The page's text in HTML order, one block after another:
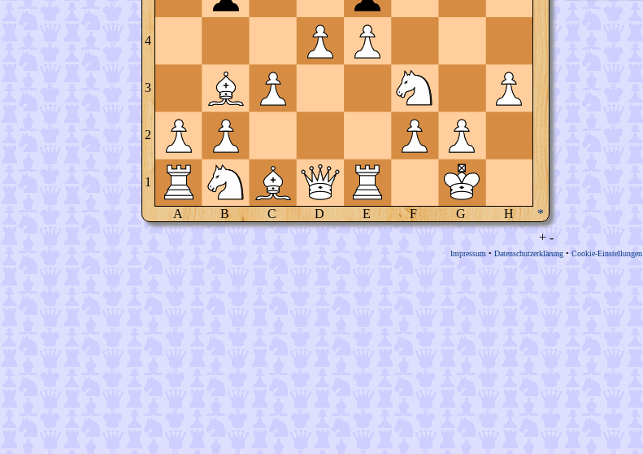
4
3
2
1
A B C D E F G H *
+ -
Impressum • Datenschutzerklärung • Cookie-Einstellungen